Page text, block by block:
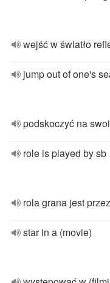
wejść w światło
jump out of one's
podskoczyć na
role is played by sb
rola grana jest przez
star in a (movie)